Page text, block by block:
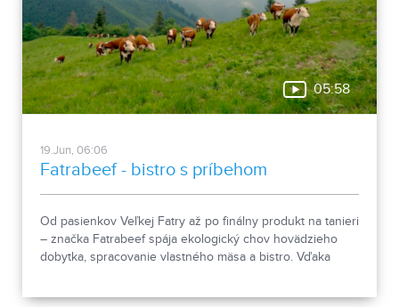
05:58
19.Jun, 06:06
Fatrabeef - bistro s príbehom
Od pasienkov Veľkej Fatry až po finálny produkt na tanieri
– značka Fatrabeef spája ekologický chov hovädzieho
dobytka, spracovanie vlastného mäsa a bistro. Vďaka